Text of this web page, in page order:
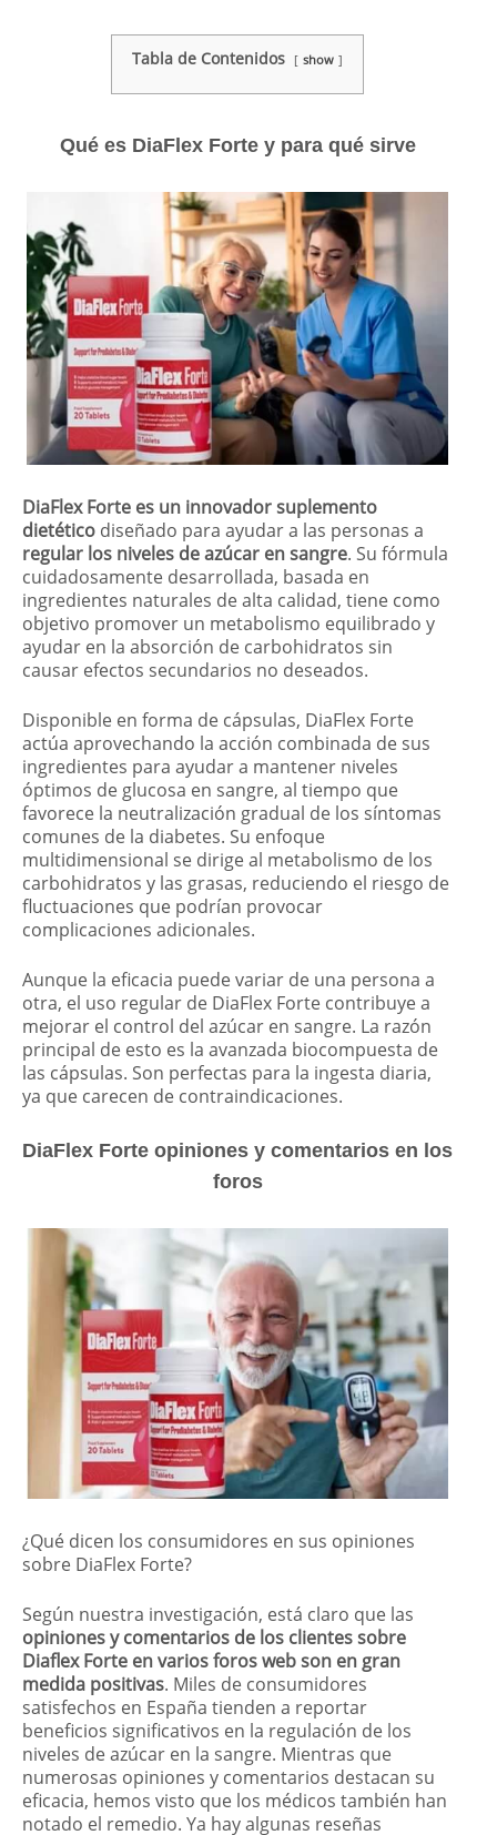
Tabla de Contenidos show
Qué es DiaFlex Forte y para qué sirve
DiaFlex Forte es un innovador suplemento
dietético diseñado para ayudar a las personas a
regular los niveles de azúcar en sangre. Su fórmula
cuidadosamente desarrollada, basada en
ingredientes naturales de alta calidad, tiene como
objetivo promover un metabolismo equilibrado y
ayudar en la absorción de carbohidratos sin
causar efectos secundarios no deseados.
Disponible en forma de cápsulas, DiaFlex Forte
actúa aprovechando la acción combinada de sus
ingredientes para ayudar a mantener niveles
óptimos de glucosa en sangre, al tiempo que
favorece la neutralización gradual de los síntomas
comunes de la diabetes. Su enfoque
multidimensional se dirige al metabolismo de los
carbohidratos y las grasas, reduciendo el riesgo de
fluctuaciones que podrían provocar
complicaciones adicionales.
Aunque la eficacia puede variar de una persona a
otra, el uso regular de DiaFlex Forte contribuye a
mejorar el control del azúcar en sangre. La razón
principal de esto es la avanzada biocompuesta de
las cápsulas. Son perfectas para la ingesta diaria,
ya que carecen de contraindicaciones.
DiaFlex Forte opiniones y comentarios en los
foros
¿Qué dicen los consumidores en sus opiniones
sobre DiaFlex Forte?
Según nuestra investigación, está claro que las
opiniones y comentarios de los clientes sobre
Diaflex Forte en varios foros web son en gran
medida positivas. Miles de consumidores
satisfechos en España tienden a reportar
beneficios significativos en la regulación de los
niveles de azúcar en la sangre. Mientras que
numerosas opiniones y comentarios destacan su
eficacia, hemos visto que los médicos también han
notado el remedio. Ya hay algunas reseñas